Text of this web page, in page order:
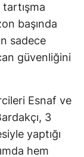
başında
sadece
güvenliğini
Esnaf ve
3
yaptığı
hem